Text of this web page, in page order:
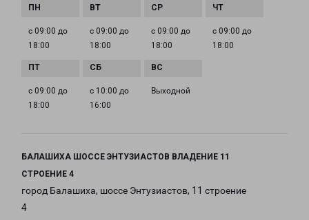
с 09:00 до
18:00
с 09:00 до
18:00
с 09:00 до
18:00
с 09:00 до
18:00
с 09:00 до
18:00
с 10:00 до
16:00
Выходной
БАЛАШИХА ШОССЕ ЭНТУЗИАСТОВ ВЛАДЕНИЕ 11
СТРОЕНИЕ 4
город Балашиха, шоссе Энтузиастов, 11 строение
4